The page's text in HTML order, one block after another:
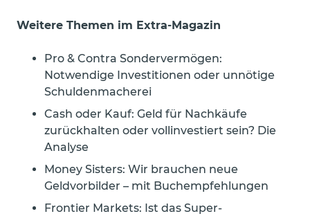
Weitere Themen im Extra-Magazin
Pro & Contra Sondervermögen:
Notwendige Investitionen oder unnötige
Schuldenmacherei
Cash oder Kauf: Geld für Nachkäufe
zurückhalten oder vollinvestiert sein? Die
Analyse
Money Sisters: Wir brauchen neue
Geldvorbilder – mit Buchempfehlungen
Frontier Markets: Ist das Super-